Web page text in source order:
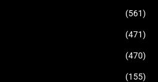
(561)
(471)
(470)
(155)